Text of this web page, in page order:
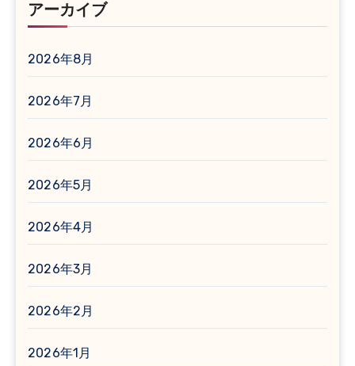
アーカイブ
2026年8月
2026年7月
2026年6月
2026年5月
2026年4月
2026年3月
2026年2月
2026年1月